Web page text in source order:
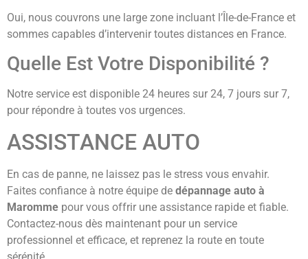
Oui, nous couvrons une large zone incluant l’Île-de-France et
sommes capables d’intervenir toutes distances en France.
Quelle Est Votre Disponibilité ?
Notre service est disponible 24 heures sur 24, 7 jours sur 7,
pour répondre à toutes vos urgences.
ASSISTANCE AUTO
En cas de panne, ne laissez pas le stress vous envahir.
Faites confiance à notre équipe de dépannage auto à
Maromme pour vous offrir une assistance rapide et fiable.
Contactez-nous dès maintenant pour un service
professionnel et efficace, et reprenez la route en toute